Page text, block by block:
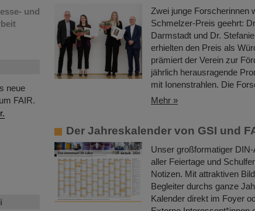
und
neue
FAIR.
Zwei junge Forscherinnen
Schmelzer-Preis geehrt:
Darmstadt und Dr.
erhielten den Preis als
prämiert der Verein zur
jährlich herausragende
mit Ionenstrahlen. Die
Mehr »
Der Jahreskalender von GSI und
Unser großformatiger
aller Feiertage und
Notizen. Mit attraktiven
Begleiter durchs ganze
Kalender direkt im Foyer